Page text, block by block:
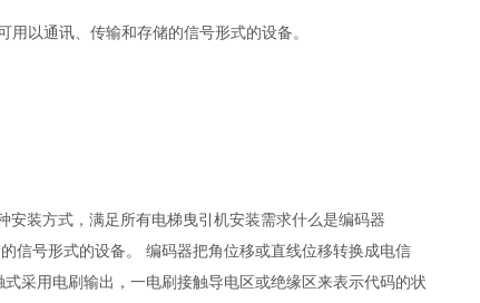
以通讯、传输和存储的信号形式的设备。
装方式，满足所有电梯曳引机安装需求什么是编码器
信号形式的设备。 编码器把角位移或直线位移转换成电信
采用电刷输出，一电刷接触导电区或绝缘区来表示代码的状